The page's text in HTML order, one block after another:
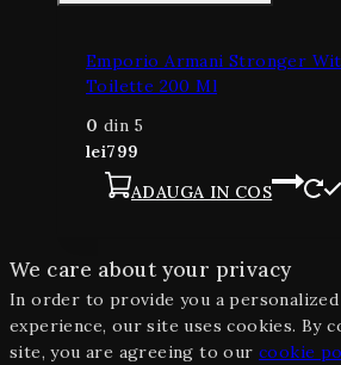
Emporio Armani Stronger
Toilette 200 Ml
0 din 5
lei799
ADAUGA IN COS
We care about your privacy
In order to provide you a
experience, our site uses cookies. By
site, you are agreeing to our cookie